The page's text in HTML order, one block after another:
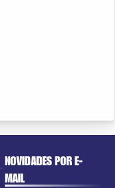
NOVIDADES POR E-
MAIL